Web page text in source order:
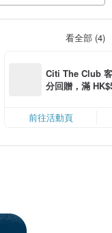
看全部 (4)
Citi The Club
分回贈，滿
前往活動頁